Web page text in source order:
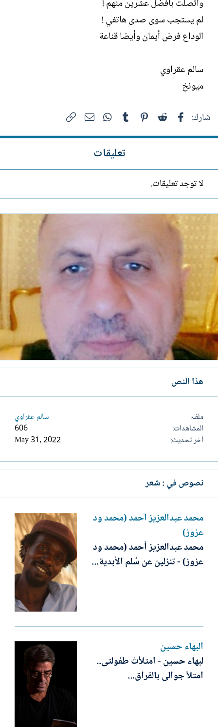
واتصلت بأفضل عشرين منهم !
لم يستجب سوى صدى هاتفي !
الوداع فرض أيمان وأيضا قناعة
سالم عقراوي
ميونخ
شارك: فيسبوك Reddit
Pinterest
Tumblr
WhatsAppالبريد الإلكتروني
تعليقات
لا توجد تعليقات.
هذا النص
ملف
سالم عقراوي
المشاهدات
606
آخر تحديث
May 31, 2022
نصوص في : شعر
محمد عبدالعزيز أحمد (محمد ود
عزوز)
محمد عبدالعزيز أحمد (محمد ود
عزوز) - تنزلين عن سُلم الأبدية...
البهاء حسين
لبهاء حسين - امتلأتْ طفولتى..
امتلأ جوالى بالفراق...